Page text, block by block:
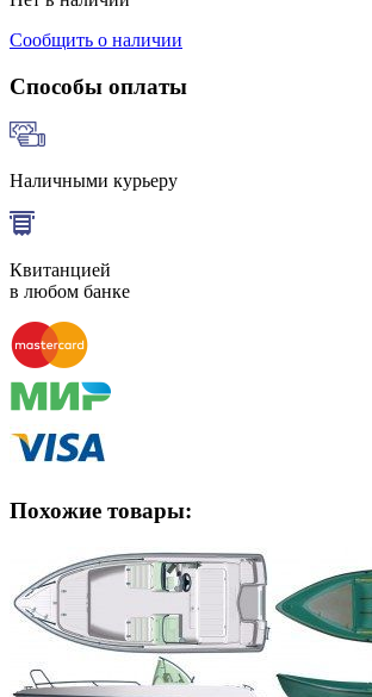
Сообщить о наличии
Способы оплаты
Наличными курьеру
Квитанцией
в любом банке
Похожие товары: